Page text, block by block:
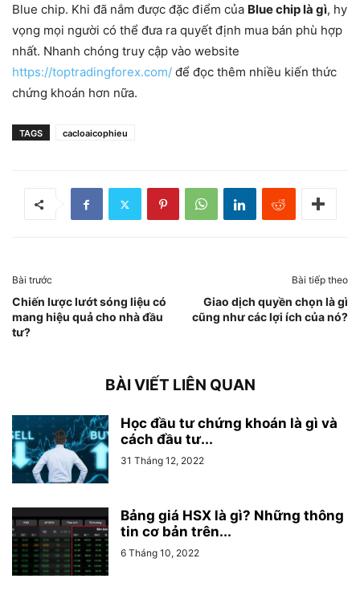
Blue chip. Khi đã nắm được đặc điểm của Blue chip là gì, hy
vọng mọi người có thể đưa ra quyết định mua bán phù hợp
nhất. Nhanh chóng truy cập vào website
https://toptradingforex.com/ để đọc thêm nhiều kiến thức
chứng khoán hơn nữa.
TAGS cacloaicophieu
Bài trước
Chiến lược lướt sóng liệu có
mang hiệu quả cho nhà đầu
tư?
Bài tiếp theo
Giao dịch quyền chọn là gì
cũng như các lợi ích của nó?
BÀI VIẾT LIÊN QUAN
Học đầu tư chứng khoán là gì và
cách đầu tư...
31 Tháng 12, 2022
Bảng giá HSX là gì? Những thông
tin cơ bản trên...
6 Tháng 10, 2022